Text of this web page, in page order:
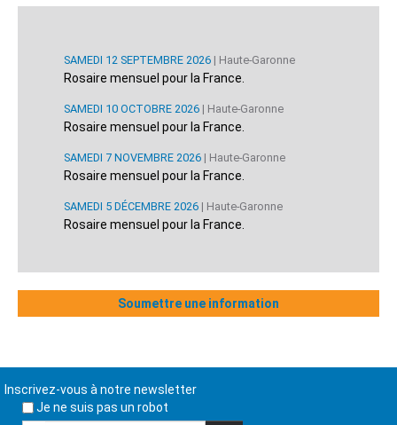
SAMEDI 12 SEPTEMBRE 2026 | Haute-Garonne
Rosaire mensuel pour la France.
SAMEDI 10 OCTOBRE 2026 | Haute-Garonne
Rosaire mensuel pour la France.
SAMEDI 7 NOVEMBRE 2026 | Haute-Garonne
Rosaire mensuel pour la France.
SAMEDI 5 DÉCEMBRE 2026 | Haute-Garonne
Rosaire mensuel pour la France.
Soumettre une information
Inscrivez-vous à notre newsletter
Je ne suis pas un robot